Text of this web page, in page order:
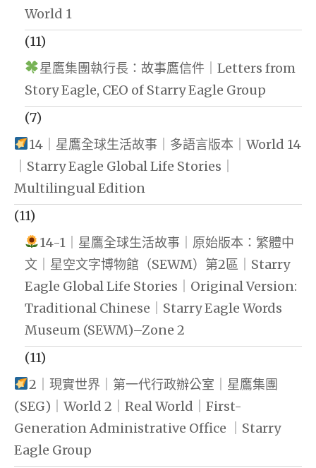
World 1
(11)
星鷹集團執行長：故事鷹信件｜Letters from
Story Eagle, CEO of Starry Eagle Group
(7)
14｜星鷹全球生活故事｜多語言版本｜World 14
｜Starry Eagle Global Life Stories｜
Multilingual Edition
(11)
14-1｜星鷹全球生活故事｜原始版本：繁體中
文｜星空文字博物館（SEWM）第2區｜Starry
Eagle Global Life Stories｜Original Version:
Traditional Chinese｜Starry Eagle Words
Museum (SEWM)–Zone 2
(11)
2｜現實世界｜第一代行政辦公室｜星鷹集團
(SEG)｜World 2｜Real World｜First-
Generation Administrative Office ｜Starry
Eagle Group